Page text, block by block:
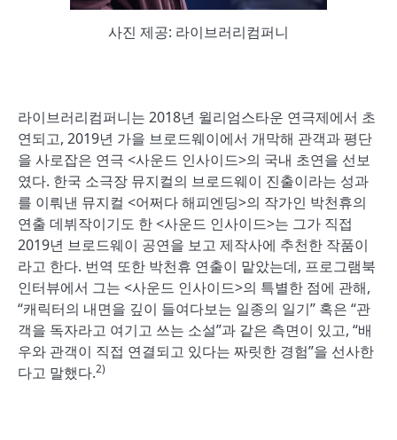
사진 제공: 라이브러리컴퍼니
라이브러리컴퍼니는 2018년 윌리엄스타운 연극제에서 초
연되고, 2019년 가을 브로드웨이에서 개막해 관객과 평단
을 사로잡은 연극 <사운드 인사이드>의 국내 초연을 선보
였다. 한국 소극장 뮤지컬의 브로드웨이 진출이라는 성과
를 이뤄낸 뮤지컬 <어쩌다 해피엔딩>의 작가인 박천휴의
연출 데뷔작이기도 한 <사운드 인사이드>는 그가 직접
2019년 브로드웨이 공연을 보고 제작사에 추천한 작품이
라고 한다. 번역 또한 박천휴 연출이 맡았는데, 프로그램북
인터뷰에서 그는 <사운드 인사이드>의 특별한 점에 관해,
“캐릭터의 내면을 깊이 들여다보는 일종의 일기” 혹은 “관
객을 독자라고 여기고 쓰는 소설”과 같은 측면이 있고, “배
우와 관객이 직접 연결되고 있다는 짜릿한 경험”을 선사한
다고 말했다.2)